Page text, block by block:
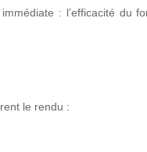
: l’efficacité du
le rendu :